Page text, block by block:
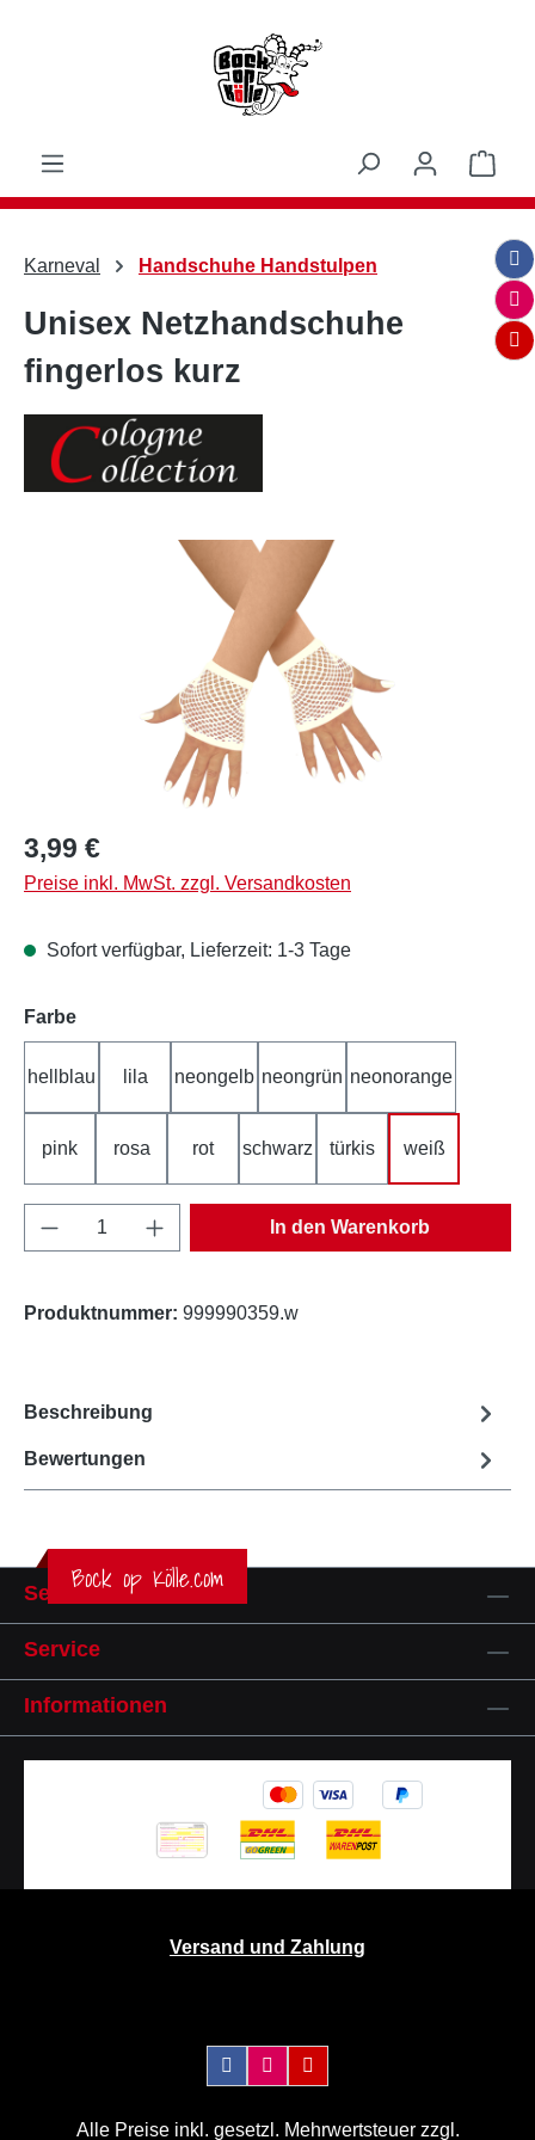
Karneval Handschuhe Handstulpen
Unisex Netzhandschuhe
fingerlos kurz
Bildergalerie überspringen
Regulärer Preis:
3,99 €
Preise inkl. MwSt. zzgl. Versandkosten
Sofort verfügbar, Lieferzeit: 1-3 Tage
Farbeauswählen
hellblau lila neongelb neongrün neonorange
pink rosa rot schwarz türkis weiß
Produkt Anzahl: Gib den gewünschten
In den Warenkorb
Produktnummer: 999990359.w
Beschreibung
Bewertungen
Bock op Kölle.com
Service-Hotline
Service
Informationen
Versand und Zahlung
Alle Preise inkl. gesetzl. Mehrwertsteuer zzgl.